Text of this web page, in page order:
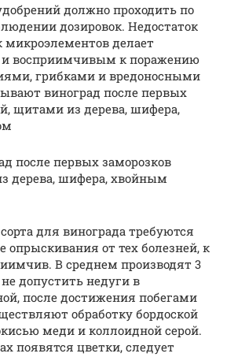
должно проходить по
дозировок. Недостаток
микроэлементов делает
восприимчивым к поражению
грибками и вредоносными
виноград после первых
щитами из дерева, шифера,
после первых заморозков
дерева, шифера, хвойным
для винограда требуются
опрыскивания от тех болезней, к
В среднем производят 3
допустить недуги в
после достижения побегами
обработку бордоской
меди и коллоидной серой.
появятся цветки, следует